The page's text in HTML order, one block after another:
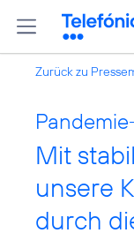
Zurück zu
Mit
unsere
durch